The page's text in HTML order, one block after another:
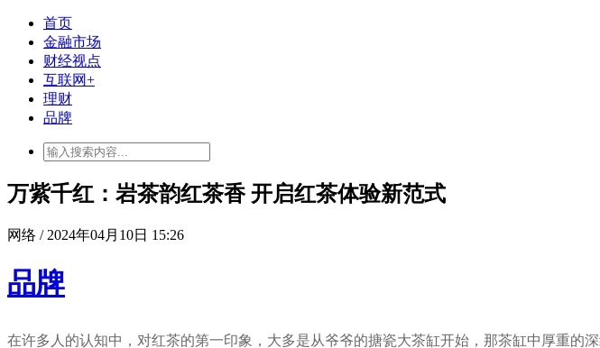
首页
金融市场
财经视点
互联网+
理财
品牌
万紫千红：岩茶韵红茶香 开启红茶体验新范式
网络 / 2024年04月10日 15:26
品牌
在许多人的认知中，对红茶的第一印象，大多是从爷爷的搪瓷大茶缸开始，那茶缸中厚重